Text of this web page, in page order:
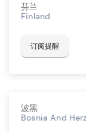
芬兰
Finland
订阅提醒
波黑
Bosnia And